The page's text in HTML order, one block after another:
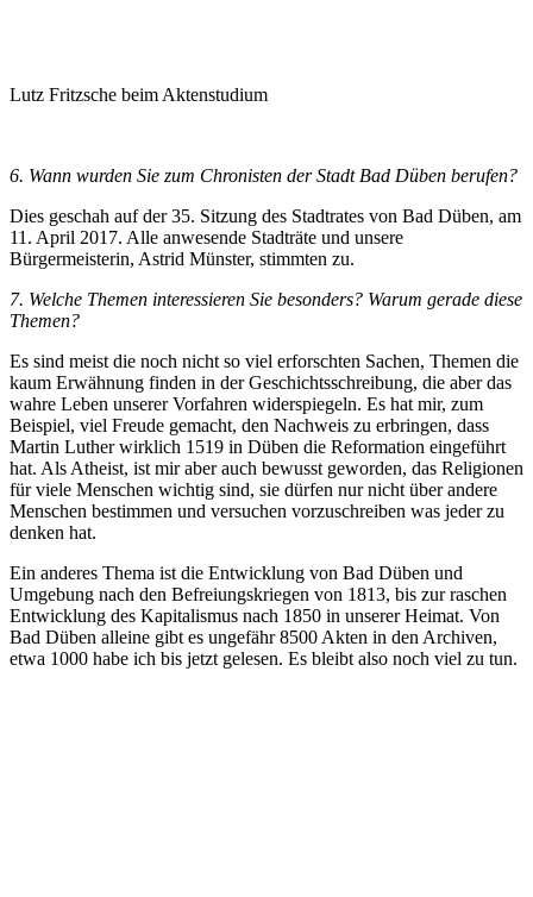
Lutz Fritzsche beim Aktenstudium
6. Wann wurden Sie zum Chronisten der Stadt Bad Düben berufen?
Dies geschah auf der 35. Sitzung des Stadtrates von Bad Düben, am
11. April 2017. Alle anwesende Stadträte und unsere
Bürgermeisterin, Astrid Münster, stimmten zu.
7. Welche Themen interessieren Sie besonders? Warum gerade diese
Themen?
Es sind meist die noch nicht so viel erforschten Sachen, Themen die
kaum Erwähnung finden in der Geschichtsschreibung, die aber das
wahre Leben unserer Vorfahren widerspiegeln. Es hat mir, zum
Beispiel, viel Freude gemacht, den Nachweis zu erbringen, dass
Martin Luther wirklich 1519 in Düben die Reformation eingeführt
hat. Als Atheist, ist mir aber auch bewusst geworden, das Religionen
für viele Menschen wichtig sind, sie dürfen nur nicht über andere
Menschen bestimmen und versuchen vorzuschreiben was jeder zu
denken hat.
Ein anderes Thema ist die Entwicklung von Bad Düben und
Umgebung nach den Befreiungskriegen von 1813, bis zur raschen
Entwicklung des Kapitalismus nach 1850 in unserer Heimat. Von
Bad Düben alleine gibt es ungefähr 8500 Akten in den Archiven,
etwa 1000 habe ich bis jetzt gelesen. Es bleibt also noch viel zu tun.